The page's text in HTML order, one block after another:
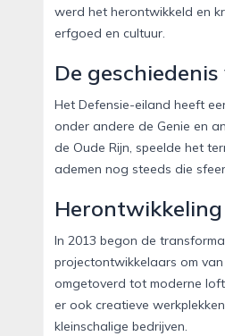
werd het herontwikkeld en
erfgoed en cultuur.
De
Het Defensie-eiland heeft
onder andere de Genie en
de Oude Rijn, speelde het
ademen nog steeds die
In 2013 begon de
projectontwikkelaars om
omgetoverd tot moderne
er ook creatieve
kleinschalige bedrijven.